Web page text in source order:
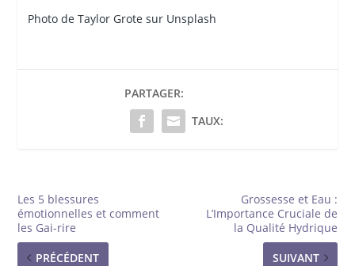
Photo de Taylor Grote sur Unsplash
PARTAGER:
TAUX:
Les 5 blessures
émotionnelles et comment
les Gai-rire
PRÉCÉDENT
Grossesse et Eau :
L’Importance Cruciale de
la Qualité Hydrique
SUIVANT